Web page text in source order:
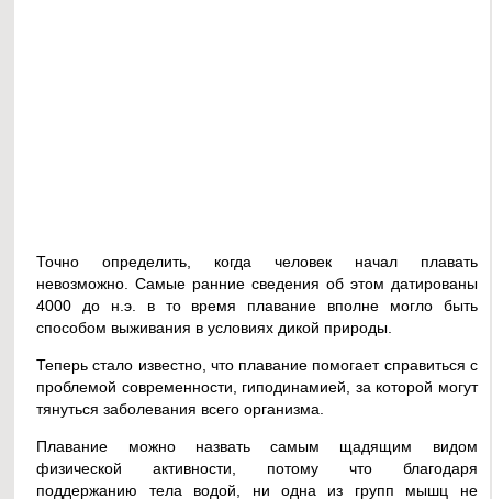
Точно определить, когда человек начал плавать
невозможно. Самые ранние сведения об этом датированы
4000 до н.э. в то время плавание вполне могло быть
способом выживания в условиях дикой природы.
Теперь стало известно, что плавание помогает справиться с
проблемой современности, гиподинамией, за которой могут
тянуться заболевания всего организма.
Плавание можно назвать самым щадящим видом
физической активности, потому что благодаря
поддержанию тела водой, ни одна из групп мышц не